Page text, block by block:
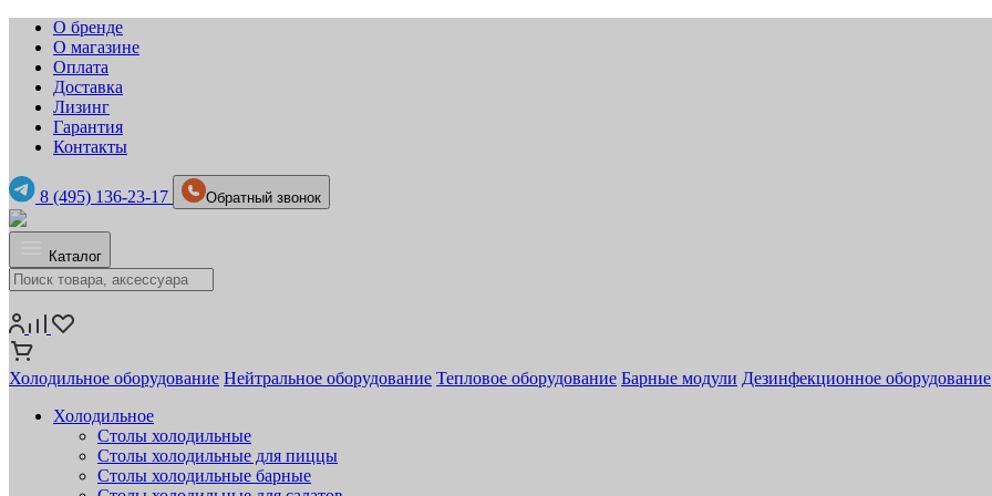
О бренде
О магазине
Оплата
Доставка
Лизинг
Гарантия
Контакты
8 (495) 136-23-17 Обратный звонок
Каталог
Холодильное оборудование Нейтральное оборудование Тепловое оборудование Барные модули Дезинфекционное оборудование
Холодильное
Столы холодильные
Столы холодильные для пиццы
Столы холодильные барные